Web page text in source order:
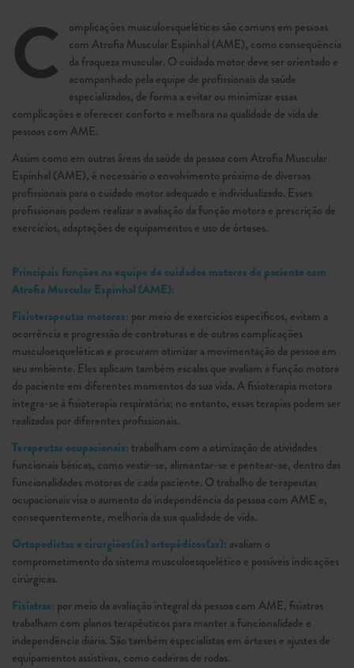
C
omplicações musculoesqueléticas são comuns em pessoas
com Atrofia Muscular Espinhal (AME), como consequência
da fraqueza muscular. O cuidado motor deve ser orientado e
acompanhado pela equipe de profissionais da saúde
especializados, de forma a evitar ou minimizar essas
complicações e oferecer conforto e melhora na qualidade de vida de
pessoas com AME.
Assim como em outras áreas da saúde da pessoa com Atrofia Muscular
Espinhal (AME), é necessário o envolvimento próximo de diversos
profissionais para o cuidado motor adequado e individualizado. Esses
profissionais podem realizar a avaliação da função motora e prescrição de
exercícios, adaptações de equipamentos e uso de órteses.
Principais funções na equipe de cuidados motores do paciente com
Atrofia Muscular Espinhal (AME):
Fisioterapeutas motores: por meio de exercícios específicos, evitam a
ocorrência e progressão de contraturas e de outras complicações
musculoesqueléticas e procuram otimizar a movimentação da pessoa em
seu ambiente. Eles aplicam também escalas que avaliam a função motora
do paciente em diferentes momentos da sua vida. A fisioterapia motora
integra-se à fisioterapia respiratória; no entanto, essas terapias podem ser
realizadas por diferentes profissionais.
Terapeutas ocupacionais: trabalham com a otimização de atividades
funcionais básicas, como vestir-se, alimentar-se e pentear-se, dentro das
funcionalidades motoras de cada paciente. O trabalho de terapeutas
ocupacionais visa o aumento da independência da pessoa com AME e,
consequentemente, melhoria da sua qualidade de vida.
Ortopedistas e cirurgiões(ãs) ortopédicos(as): avaliam o
comprometimento do sistema musculoesquelético e possíveis indicações
cirúrgicas.
Fisiatras: por meio da avaliação integral da pessoa com AME, fisiatras
trabalham com planos terapêuticos para manter a funcionalidade e
independência diária. São também especialistas em órteses e ajustes de
equipamentos assistivos, como cadeiras de rodas.